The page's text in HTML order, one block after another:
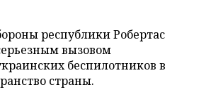
республики Робертас
вызовом
беспилотников в
страны.